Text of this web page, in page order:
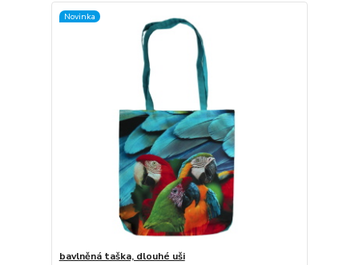
Novinka
bavlněná taška, dlouhé uši